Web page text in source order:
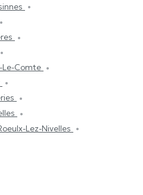
Le-Comte
Lez-Nivelles